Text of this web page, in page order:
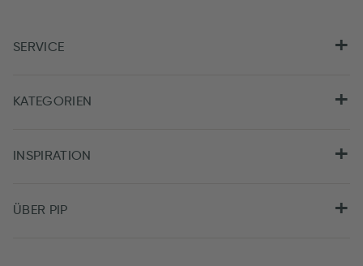
SERVICE
KATEGORIEN
INSPIRATION
ÜBER PIP